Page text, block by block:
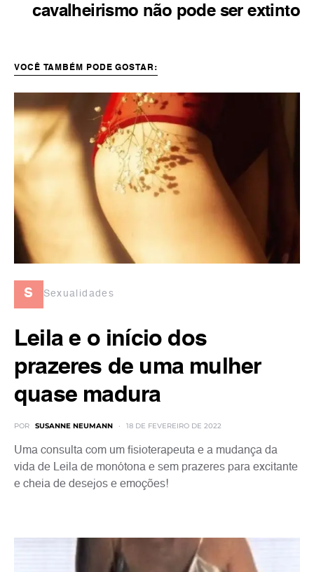
cavalheirismo não pode ser extinto
VOCÊ TAMBÉM PODE GOSTAR:
s Sexualidades
Leila e o início dos
prazeres de uma mulher
quase madura
POR SUSANNE NEUMANN 18 DE FEVEREIRO DE 2022
Uma consulta com um fisioterapeuta e a mudança da
vida de Leila de monótona e sem prazeres para excitante
e cheia de desejos e emoções!